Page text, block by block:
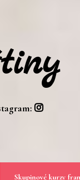
Skupinové kurzy